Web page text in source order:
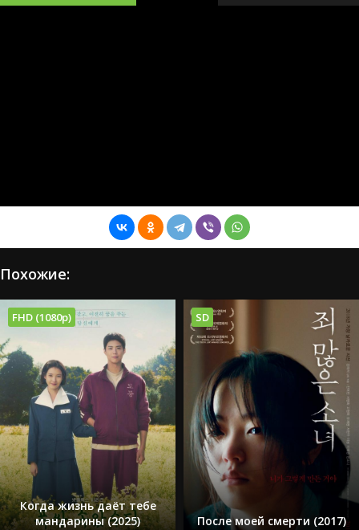
Похожие:
FHD (1080p)
Когда жизнь даёт тебе
мандарины (2025)
SD
После моей смерти (2017)